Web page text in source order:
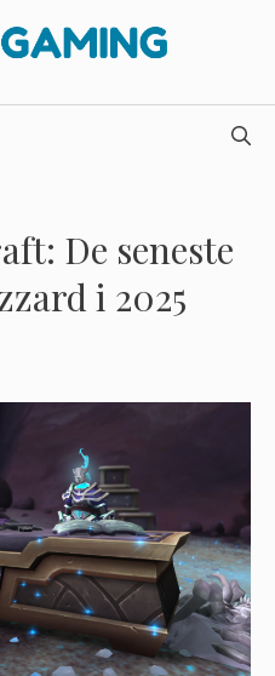
De seneste
i 2025